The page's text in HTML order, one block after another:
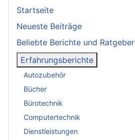
Startseite
Neueste Beiträge
Beliebte Berichte und Ratgeber
Erfahrungsberichte
Autozubehör
Bücher
Bürotechnik
Computertechnik
Dienstleistungen